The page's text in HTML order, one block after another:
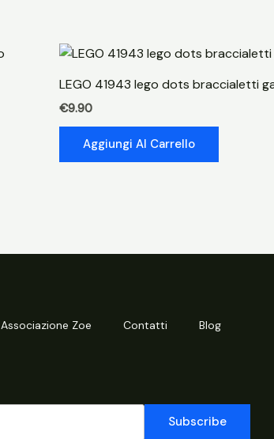
lezione
pozioni
quantità
LEGO 41943 lego dots braccialetti
€9.90
Aggiungi Al Carrello
Associazione Zoe Contatti Blog
Subscribe